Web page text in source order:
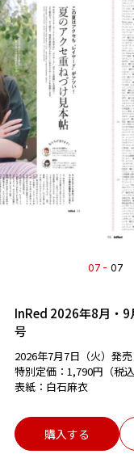
07 07
InRed 2026年8月・9
号
2026年7月7日（火）発売
特別定価：1,790円（税込
表紙：白石麻衣
購入する